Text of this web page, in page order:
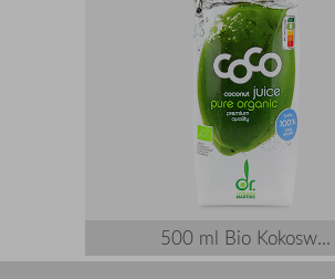
500 ml Bio Kokosw...